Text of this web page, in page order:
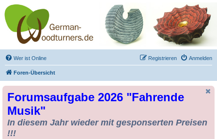
Drechseln und
Kunsthandwerk -
German-Woodturners
*Forum Sauerland*
Der Treffpunkt für Drechsler und Freunde des Kunsthandwerks
Wer ist Online Anmelden
Registrieren
Foren-Übersicht
Forumsaufgabe 2026 "Fahrende
Musik"
In diesem Jahr wieder mit gesponserten Preisen
!!!